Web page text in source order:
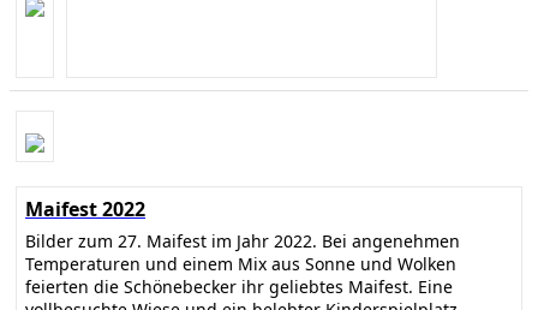
Maifest 2022
Bilder zum 27. Maifest im Jahr 2022. Bei angenehmen
Temperaturen und einem Mix aus Sonne und Wolken
feierten die Schönebecker ihr geliebtes Maifest. Eine